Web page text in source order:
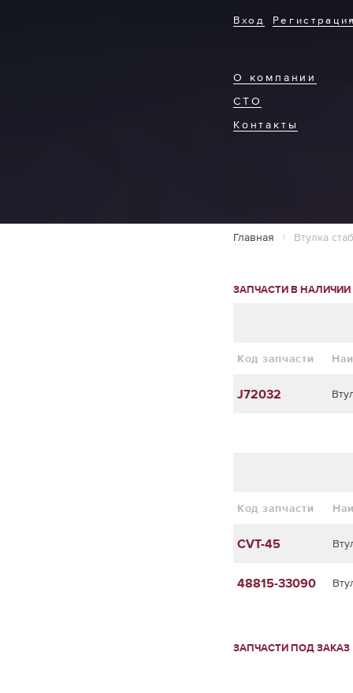
О компании
СТО
Контакты
Вход
Главная Втулка
ЗАПЧАСТИ В НАЛИЧИИ
Код запчасти
J72032
Код запчасти
CVT-45
48815-33090
ЗАПЧАСТИ ПОД ЗАКАЗ